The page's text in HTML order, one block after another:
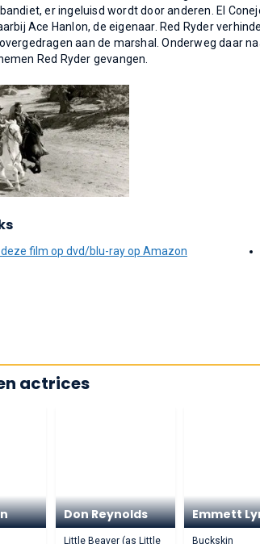
er ingeluisd wordt door anderen. El
Ace Hanlon, de eigenaar. Red Ryder
aan de marshal. Onderweg daar
Red Ryder gevangen.
film op dvd/blu-ray op Amazon
actrices
Don Reynolds
Little Beaver (as Little
Emmett
Buckskin